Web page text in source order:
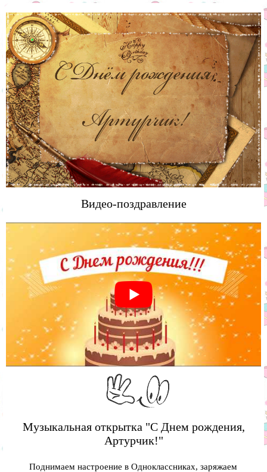
Видео-поздравление
Музыкальная открытка "С Днем рождения,
Артурчик!"
Поднимаем настроение в Одноклассниках, заряжаем